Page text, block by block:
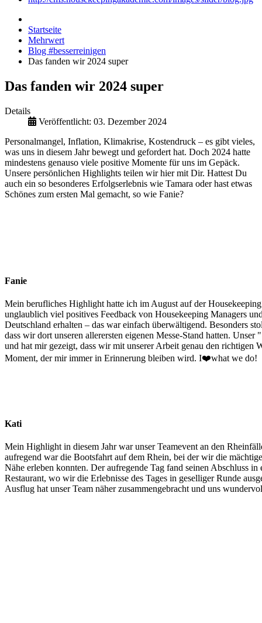
Startseite
Mehrwert
Blog #besserreinigen
Das fanden wir 2024 super
Das fanden wir 2024 super
Details
Veröffentlicht: 03. Dezember 2024
Personalmangel, Inflation, Klimakrise, Kostendruck – es gibt vieles,
was uns in diesem Jahr bewegt und gefordert hat. Doch 2024 hatte
mindestens genauso viele positive Momente für uns im Gepäck.
Unsere persönlichen Highlights teilen wir hier mit Dir. Hattest Du
auch ein so besonderes Erfolgserlebnis wie Tamara oder hast etwas
Schönes zum ersten Mal gemacht, so wie Fanie?
Fanie
Mein berufliches Highlight hatte ich im August auf der
unglaublich viel positives Feedback von Housekeeping Managers
Deutschland erhalten – das war einfach überwältigend. Besonders
dass wir dort unseren allerersten eigenen Messe-Stand hatten.
und hat mir gezeigt, dass wir mit unserer Arbeit genau den richtigen
Moment, der mir immer in Erinnerung bleiben wird. I❤️what we do!
Kati
Mein Highlight in diesem Jahr war unser Teamevent an den
aufregend war die Bootsfahrt auf dem Rhein, bei der wir die
Nähe erleben konnten. Der aufregende Tag fand seinen Abschluss in
Restaurant, wo wir die Erlebnisse des Tages in geselliger Runde
Ausflug hat unser Team näher zusammengebracht und uns